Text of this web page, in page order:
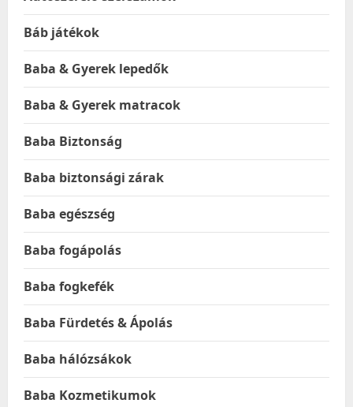
Báb játékok
Baba & Gyerek lepedők
Baba & Gyerek matracok
Baba Biztonság
Baba biztonsági zárak
Baba egészség
Baba fogápolás
Baba fogkefék
Baba Fürdetés & Ápolás
Baba hálózsákok
Baba Kozmetikumok